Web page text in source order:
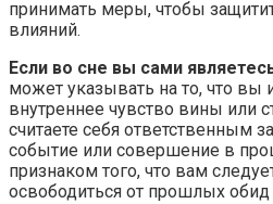
принимать меры, чтобы
влияний.
Если во сне вы сами
может указывать на то, что вы
внутреннее чувство вины или
считаете себя ответственным
событие или совершение в
признаком того, что вам
освободиться от прошлых обид